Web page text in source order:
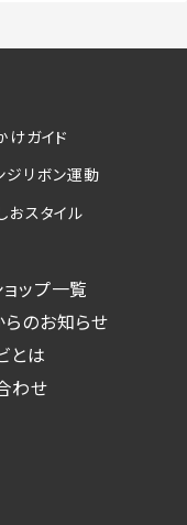
サービスが実
者への連絡及
情報等の分析
等への対応
募した際の
予約を登録
ご本人の意
要となる項目
けガイド
ジリボン運動
おスタイル
ップ一覧
らのお知らせ
とは
わせ